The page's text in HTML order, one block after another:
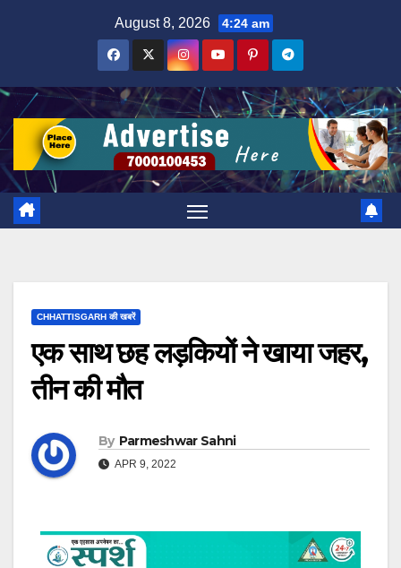
August 8, 2026 4:24 am
CHHATTISGARH की खबरें
एक साथ छह लड़कियों ने खाया जहर,
तीन की मौत
By Parmeshwar Sahni
APR 9, 2022